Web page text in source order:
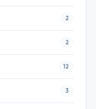
2
2
12
3